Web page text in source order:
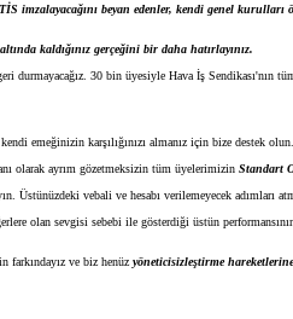
imzalayacağını beyan edenler, kendi genel
kaldığınız gerçeğini bir daha hatırlayınız.
30 bin üyesiyle Hava İş Sendikası'nın
emeğinizin karşılığınızı almanız için bize destek olun.
olarak ayrım gözetmeksizin tüm üyelerimizin Standart
vebali ve hesabı verilemeyecek adımları
sevgisi sebebi ile gösterdiği üstün
farkındayız ve biz henüz yöneticisizleştirme